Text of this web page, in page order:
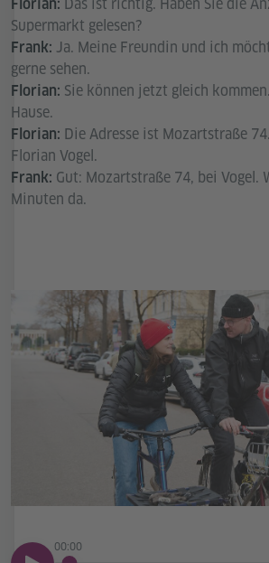
Florian: Das ist richtig. Haben Sie die
Supermarkt gelesen?
Frank: Ja. Meine Freundin und ich
gerne sehen.
Florian: Sie können jetzt gleich
Hause.
Florian: Die Adresse ist Mozartstraße
Florian Vogel.
Frank: Gut: Mozartstraße 74, bei Vogel.
Minuten da.
00:00